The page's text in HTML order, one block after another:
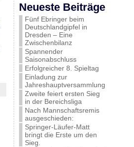
Neueste Beiträge
Fünf Ebringer beim
Deutschlandgipfel in
Dresden – Eine
Zwischenbilanz
Spannender
Saisonabschluss
Erfolgreicher 8. Spieltag
Einladung zur
Jahreshauptversammlung
Zweite feiert ersten Sieg
in der Bereichsliga
Nach Mannschaftsremis
ausgeschieden:
Springer-Läufer-Matt
bringt die Erste um den
Sieg.